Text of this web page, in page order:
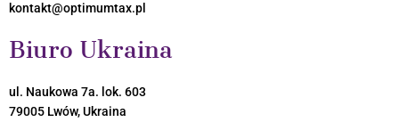
kontakt@optimumtax.pl
Biuro Ukraina
ul. Naukowa 7a. lok. 603
79005 Lwów, Ukraina